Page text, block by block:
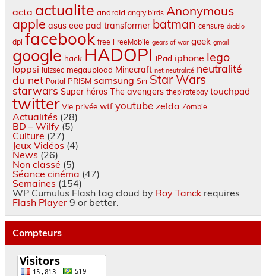
acta actualite android angry birds Anonymous
apple asus eee pad transformer batman censure diablo
dpi facebook free FreeMobile gears of war geek gmail
google hack HADOPI iPad iphone lego
loppsi lulzsec megaupload Minecraft net neutralité neutralité
du net Portal PRISM samsung Siri Star Wars
starwars Super héros The avengers thepiratebay touchpad
twitter Vie privée wtf youtube zelda Zombie
Actualités (28)
BD – Wilfy(5)
Culture (27)
Jeux Vidéos (4)
News (26)
Non classé (5)
Séance cinéma (47)
Semaines (154)
WP Cumulus Flash tag cloud by Roy Tanckrequires
Flash Player9 or better.
Compteurs